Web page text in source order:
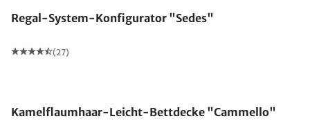
Regal-System-Konfigurator "Sedes"
(27)
Kamelflaumhaar-Leicht-Bettdecke "Cammello"